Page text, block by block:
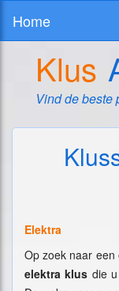
Home
Klus
Vind de beste
Elektra
Op zoek naar
elektra klus die